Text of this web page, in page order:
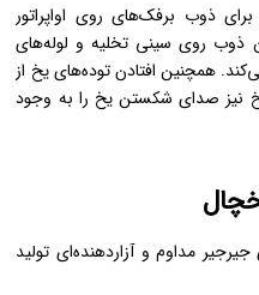
ذوب برفک‌های روی اواپراتور
روی سینی تخلیه و لوله‌های
همچنین افتادن توده‌های یخ از
نیز صدای شکستن یخ را به وجود
مداوم و آزاردهنده‌ای تولید